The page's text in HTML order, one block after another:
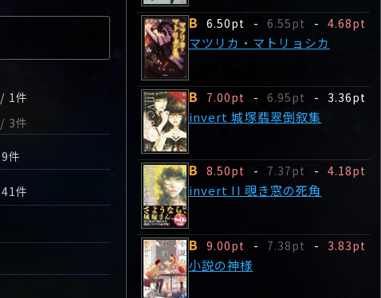
1件
3件
件
件
B 6.50pt - 6.55pt - 4.68pt
マツリカ・マトリョシカ
B 7.00pt - 6.95pt - 3.36pt
invert 城塚翡翠倒叙集
B 8.50pt - 7.37pt - 4.18pt
invert II 覗き窓の死角
B 9.00pt - 7.38pt - 3.83pt
小説の神様